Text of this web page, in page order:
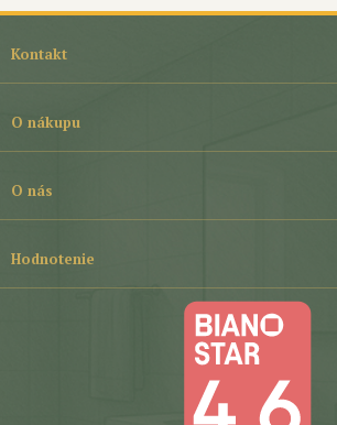
Z
i
Kontakt
O nákupu
O nás
Hodnotenie